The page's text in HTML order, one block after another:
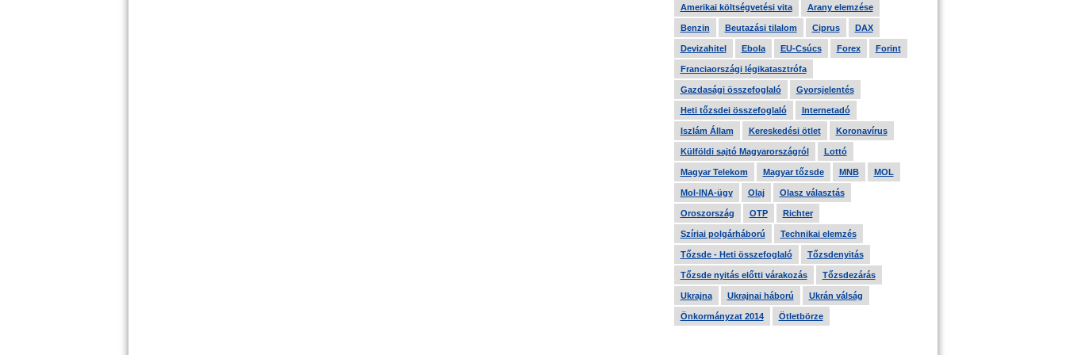
Amerikai költségvetési vita Arany elemzése
Benzin Beutazási tilalom Ciprus DAX
Devizahitel Ebola EU-Csúcs Forex Forint
Franciaországi légikatasztrófa
Gazdasági összefoglaló Gyorsjelentés
Heti tőzsdei összefoglaló Internetadó
Iszlám Állam Kereskedési ötlet Koronavírus
Külföldi sajtó Magyarországról Lottó
Magyar Telekom Magyar tőzsde MNB MOL
Mol-INA-ügy Olaj Olasz választás
Oroszország OTP Richter
Szíriai polgárháború Technikai elemzés
Tőzsde - Heti összefoglaló Tőzsdenyitás
Tőzsde nyitás előtti várakozás Tőzsdezárás
Ukrajna Ukrajnai háború Ukrán válság
Önkormányzat 2014 Ötletbörze